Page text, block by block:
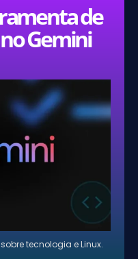
de
Gemini
tecnologia e Linux.